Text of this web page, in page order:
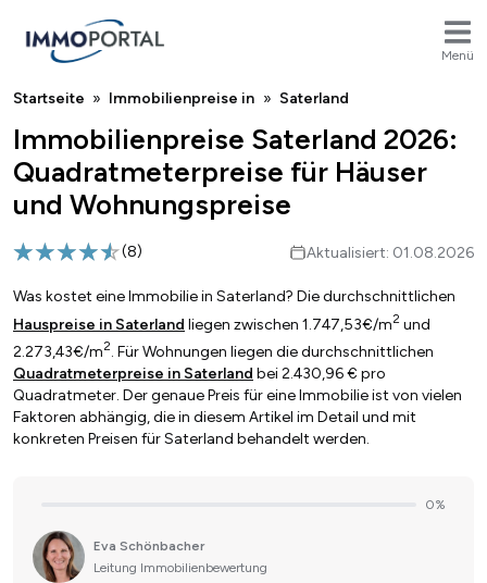
Menü
Breadcrumb
Startseite Immobilienpreise in Saterland
Immobilienpreise Saterland 2026:
Quadratmeterpreise für Häuser
und Wohnungspreise
(8) Aktualisiert: 01.08.2026
Was kostet eine Immobilie in Saterland? Die durchschnittlichen
Hauspreise in Saterland liegen zwischen 1.747,53€/m2 und
2.273,43€/m2. Für Wohnungen liegen die durchschnittlichen
Quadratmeterpreise in Saterland bei 2.430,96 € pro
Quadratmeter. Der genaue Preis für eine Immobilie ist von vielen
Faktoren abhängig, die in diesem Artikel im Detail und mit
konkreten Preisen für Saterland behandelt werden.